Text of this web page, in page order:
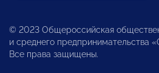
© 2023 Общероссийская
и среднего
Все права защищены.